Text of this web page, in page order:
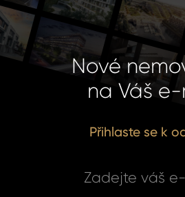
Nové
na Váš
Přihlaste se k
Zadejte váš